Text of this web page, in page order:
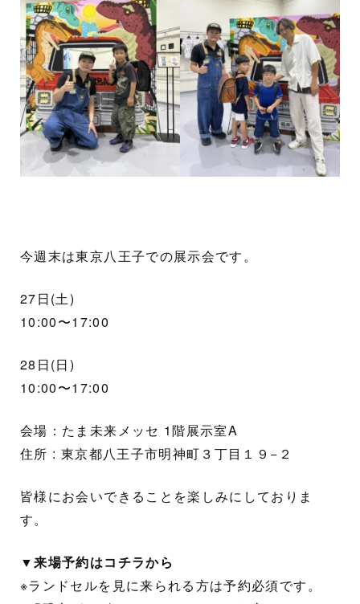
今週末は東京八王子での展示会です。
27日(土)
10:00〜17:00
28日(日)
10:00〜17:00
会場：たま未来メッセ 1階展示室A
住所 : 東京都八王子市明神町３丁目１９−２
皆様にお会いできることを楽しみにしておりま
す。
▼来場予約はコチラから
※ランドセルを見に来られる方は予約必須です。